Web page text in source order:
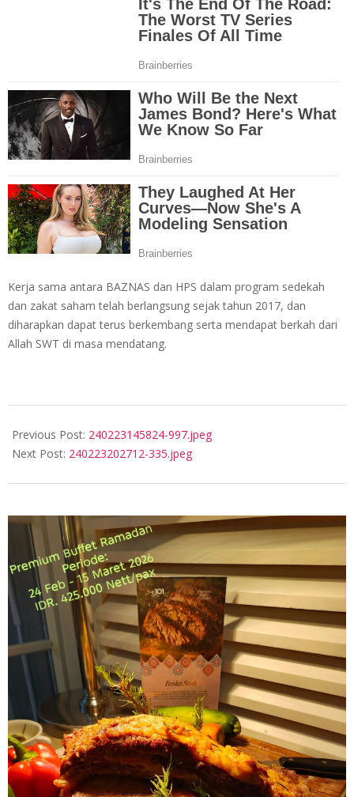
Kerja sama antara BAZNAS dan HPS dalam program sedekah
dan zakat saham telah berlangsung sejak tahun 2017, dan
diharapkan dapat terus berkembang serta mendapat berkah dari
Allah SWT di masa mendatang.
02-
23
Previous Post: 240223145824-997.jpeg
Next Post: 240223202712-335.jpeg